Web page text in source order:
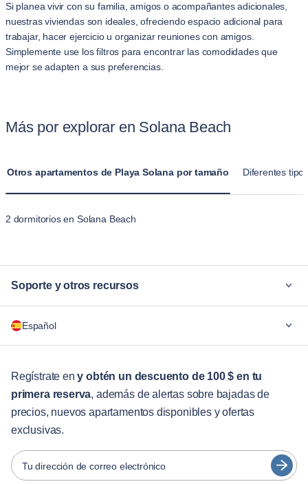
Si planea vivir con su familia, amigos o acompañantes adicionales,
nuestras viviendas son ideales, ofreciendo espacio adicional para
trabajar, hacer ejercicio u organizar reuniones con amigos.
Simplemente use los filtros para encontrar las comodidades que
mejor se adapten a sus preferencias.
Más por explorar en Solana Beach
Otros apartamentos de Playa Solana por tamaño Diferentes
2 dormitorios en Solana Beach
Soporte y otros recursos
Para las empresas
Servicios para huéspedes
Guías de ciudades
Socios
Operadores de alquiler amueblado
Propietarios
Español
English
Português
Español
Français
Regístrate eny obtén un descuento de 100 $ en tu
primera reserva, además de alertas sobre bajadas de
precios, nuevos apartamentos disponibles y ofertas
exclusivas.
Tu dirección de correo electrónico